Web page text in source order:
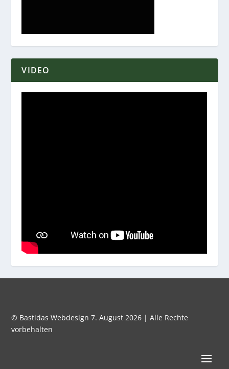
VIDEO
© Bastidas Webdesign 7. August 2026 | Alle Rechte
vorbehalten